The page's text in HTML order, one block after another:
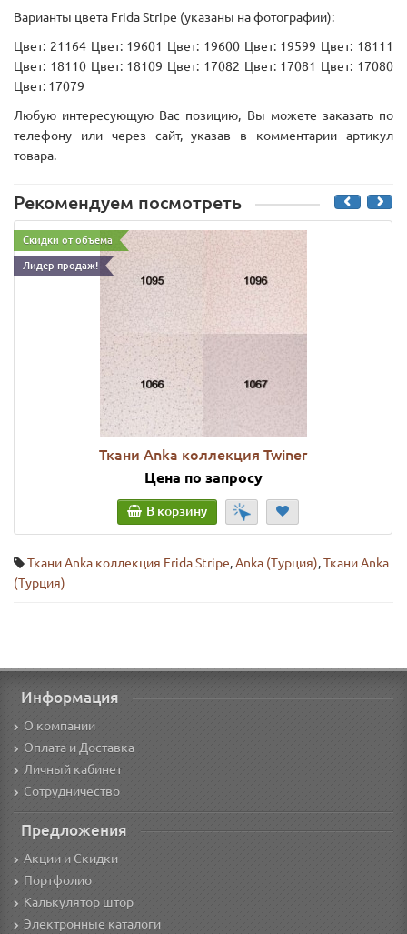
Варианты цвета Frida Stripe (указаны на фотографии):
Цвет: 21164 Цвет: 19601 Цвет: 19600 Цвет: 19599 Цвет: 18111
Цвет: 18110 Цвет: 18109 Цвет: 17082 Цвет: 17081 Цвет: 17080
Цвет: 17079
Любую интересующую Вас позицию, Вы можете заказать по
телефону или через сайт, указав в комментарии артикул
товара.
Рекомендуем посмотреть
Скидки от объема
Лидер продаж!
Ткани Anka коллекция Twiner
Цена по запросу
В корзину
Ткани Anka коллекция Frida Stripe,Anka (Турция),Ткани Anka
(Турция)
Информация
О компании
Оплата и Доставка
Личный кабинет
Сотрудничество
Предложения
Акции и Скидки
Портфолио
Калькулятор штор
Электронные каталоги